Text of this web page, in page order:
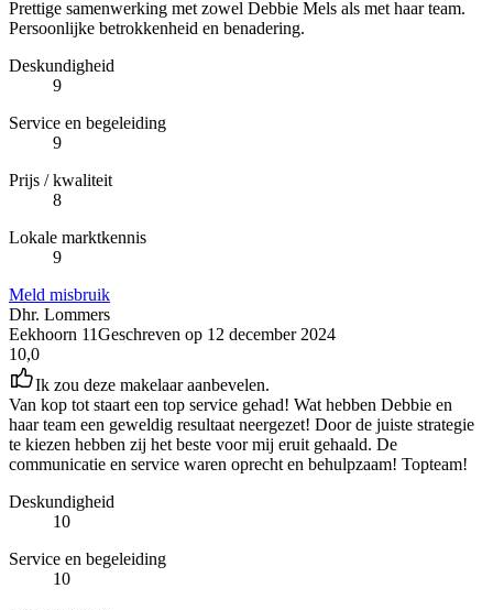
Prettige samenwerking met zowel Debbie Mels als met haar team.
Persoonlijke betrokkenheid en benadering.
Deskundigheid
9
Service en begeleiding
9
Prijs / kwaliteit
8
Lokale marktkennis
9
Meld misbruik
Dhr. Lommers
Eekhoorn 11Geschreven op 12 december 2024
10,0
Ik zou deze makelaar aanbevelen.
Van kop tot staart een top service gehad! Wat hebben Debbie en
haar team een geweldig resultaat neergezet! Door de juiste strategie
te kiezen hebben zij het beste voor mij eruit gehaald. De
communicatie en service waren oprecht en behulpzaam! Topteam!
Deskundigheid
10
Service en begeleiding
10